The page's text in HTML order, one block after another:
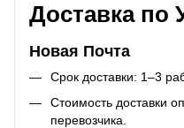
Доставка по
Новая Почта
Срок доставки: 1–3
Стоимость доставки
перевозчика.